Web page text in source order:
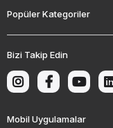
Popüler Kategoriler
Bizi Takip Edin
Mobil Uygulamalar